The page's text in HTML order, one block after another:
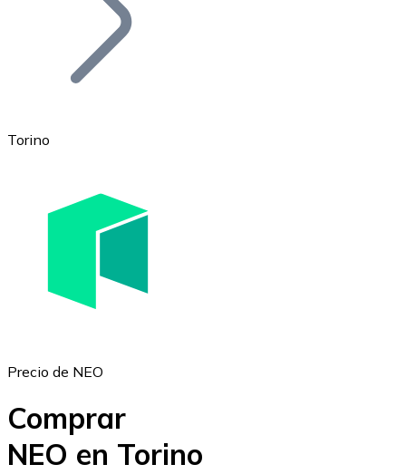
Ethereum
Torino
Precio de NEO
Comprar
NEO en Torino